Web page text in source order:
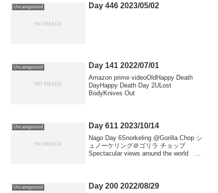
Uncategorized Day 446 2023/05/02
Uncategorized Day 141 2022/07/01
Amazon prime videoOldHappy Death
DayHappy Death Day 2ULost
BodyKnives Out
Uncategorized Day 611 2023/10/14
Nago Day 6Snorkeling @Gorilla Chop シ
ュノーケリング＠ゴリラ チョップ
Spectacular views around the world
Uncategorized Day 200 2022/08/29